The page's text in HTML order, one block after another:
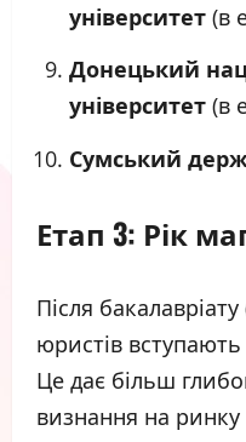
університет (в
Донецький
університет (в
Сумський
Етап 3: Рік
Після
юристів вступають
Це дає більш
визнання на ринку